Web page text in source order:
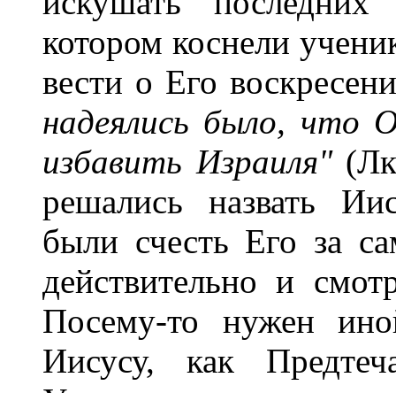
котором коснели
вести о Его
надеялись было, что
избавить Израиля"
решались назвать
были счесть Его за
действительно и
Посему-то нужен
Иисусу, как